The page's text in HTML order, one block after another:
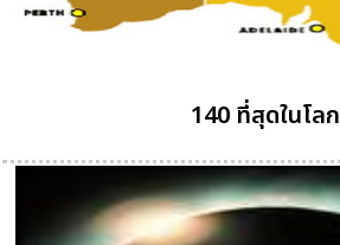
140 ที่สุดในโลก